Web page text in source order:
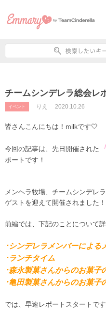
チームシンデレラ総会レ
イベント りえ 2020.10.26
皆さんこんにちは！milkです🤍
今回の記事は、先日開催された
ポートです！
メンヘラ牧場、チームシンデレ
ゲストを迎えて開催されました！
前編では、下記のことについて
･シンデレラメンバーによる
･ランチタイム
･森永製菓さんからのお菓子
･亀田製菓さんからのお菓子
では、早速レポートスタートで